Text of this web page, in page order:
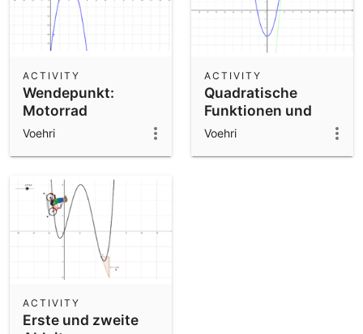
Wendepunkt:
Motorrad
ACTIVITY
Voehri
Quadratische
Funktionen und
ihre Ableitungen
ACTIVITY
Voehri
Erste und zweite
ACTIVITY